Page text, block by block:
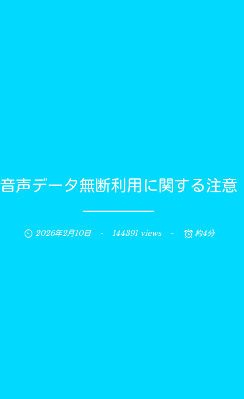
音声データ無断利用に関する注意
2026年2月10日 144391 views 約4分